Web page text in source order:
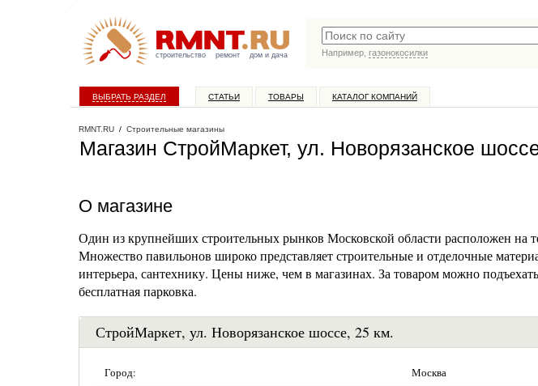
строительство ремонт дом и дача
Например, газонокосилки
ВЫБРАТЬ РАЗДЕЛ СТАТЬИ ТОВАРЫ КАТАЛОГ КОМПАНИЙ
RMNT.RU / Строительные магазины
Магазин СтройМаркет, ул. Новорязанское
О магазине
Один из крупнейших строительных рынков Московской области расположен на
Множество павильонов широко представляет строительные и отделочные
интерьера, сантехнику. Цены ниже, чем в магазинах. За товаром можно
бесплатная парковка.
СтройМаркет, ул. Новорязанское шоссе, 25 км.
Город: Москва